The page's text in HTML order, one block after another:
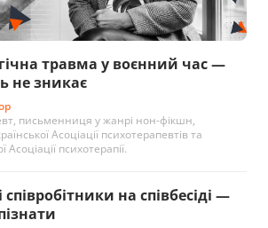
травма у воєнний час —
не зникає
письменниця у жанрі нон-фікшн,
Асоціації психотерапевтів та
Асоціації психотерапії.
співробітники на співбесіді —